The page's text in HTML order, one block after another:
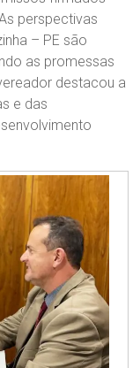
perspectivas
– PE são
as promessas
destacou a
e das